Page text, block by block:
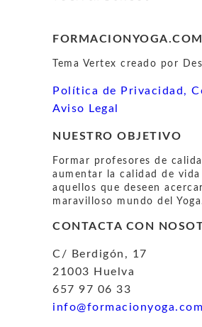
FORMACIONYOGA.COM
Tema Vertex creado por
Política de Privacidad,
Aviso Legal
NUESTRO OBJETIVO
Formar profesores de
aumentar la calidad de
aquellos que deseen
maravilloso mundo del
CONTACTA CON
C/ Berdigón, 17
21003 Huelva
657 97 06 33
info@formacionyoga.com